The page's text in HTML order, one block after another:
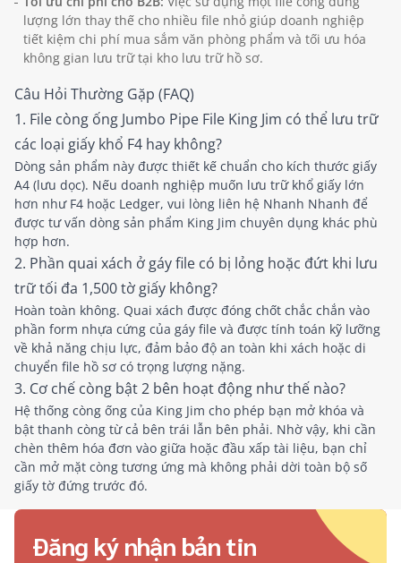
lượng lớn thay thế cho nhiều file nhỏ giúp doanh nghiệp
tiết kiệm chi phí mua sắm văn phòng phẩm và tối ưu hóa
không gian lưu trữ tại kho lưu trữ hồ sơ.
Câu Hỏi Thường Gặp (FAQ)
1. File còng ống Jumbo Pipe File King Jim có thể lưu trữ
các loại giấy khổ F4 hay không?
Dòng sản phẩm này được thiết kế chuẩn cho kích thước giấy
A4 (lưu dọc). Nếu doanh nghiệp muốn lưu trữ khổ giấy lớn
hơn như F4 hoặc Ledger, vui lòng liên hệ Nhanh Nhanh để
được tư vấn dòng sản phẩm King Jim chuyên dụng khác phù
hợp hơn.
2. Phần quai xách ở gáy file có bị lỏng hoặc đứt khi lưu
trữ tối đa 1,500 tờ giấy không?
Hoàn toàn không. Quai xách được đóng chốt chắc chắn vào
phần form nhựa cứng của gáy file và được tính toán kỹ lưỡng
về khả năng chịu lực, đảm bảo độ an toàn khi xách hoặc di
chuyển file hồ sơ có trọng lượng nặng.
3. Cơ chế còng bật 2 bên hoạt động như thế nào?
Hệ thống còng ống của King Jim cho phép bạn mở khóa và
bật thanh còng từ cả bên trái lẫn bên phải. Nhờ vậy, khi cần
chèn thêm hóa đơn vào giữa hoặc đầu xấp tài liệu, bạn chỉ
cần mở mặt còng tương ứng mà không phải dời toàn bộ số
giấy tờ đứng trước đó.
Đăng ký nhận bản tin